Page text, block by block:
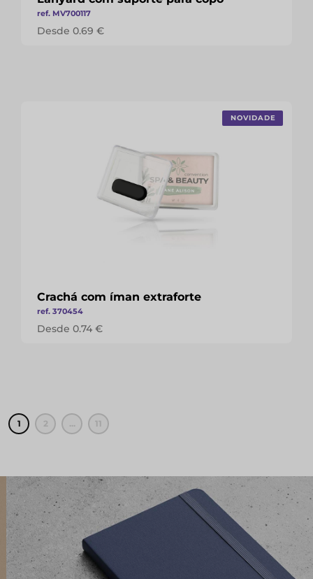
ref. MV700117
Desde 0.69 €
NOVIDADE
Crachá com íman extraforte
ref. 370454
Desde 0.74 €
1 2 ... 11